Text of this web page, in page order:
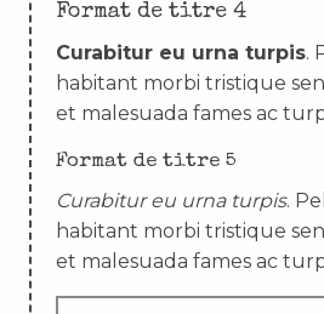
Format de titre 4
Curabitur eu urna turpis.
habitant morbi tristique
et malesuada fames ac
Format de titre 5
Curabitur eu urna turpis.
habitant morbi tristique
et malesuada fames ac